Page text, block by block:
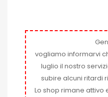
vogliamo informarvi
luglio il nostro
subire alcuni ritardi
Lo shop rimane attivo